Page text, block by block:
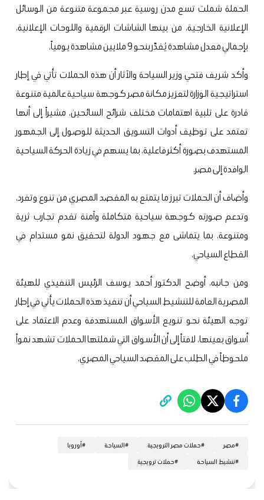
الحملة شملت تسع مدن روسية عبر مجموعة متنوعة من الوسائل
الإعلانية الخارجية، من بينها الشاشات الرقمية واللوحات الإعلانية،
بإجمالي معدل مشاهدة يُقدّر بنحو 9 ملايين مشاهدة يومياً.
وأكد شريف فتحي وزير السياحة والآثار أن هذه الحملات تأتي في إطار
استراتيجية الوزارة لتعزيز مكانة مصر كوجهة سياحية عالمية متنوعة
قادرة على تلبية اهتمامات مختلف شرائح السائحين، مشيراً إلى أنها
تعتمد على توظيف أدوات التسويق الحديثة للوصول إلى الجمهور
المستهدف بصورة أكثر فاعلية، بما يسهم في زيادة الحركة السياحية
الوافدة إلى مصر.
وأضاف أن الحملات تبرز ما يتمتع به المقصد المصري من تنوع وتفرد،
وتدعم صورته كوجهة سياحية متكاملة وآمنة تقدم تجارب ثرية
ومتنوعة، بما يتماشى مع جهود الدولة لتحقيق نمو مستدام في
القطاع السياحي.
ومن جانبه، أوضح الدكتور أحمد يوسف الرئيس التنفيذي للهيئة
المصرية العامة للتنشيط السياحي أن تنفيذ هذه الحملات يأتي في إطار
توجه الهيئة نحو تنويع الأسواق المستهدفة وعدم الاعتماد على
أسواق بعينها، لافتاً إلى أن الأسواق التي شملتها الحملات تشهد نمواً
ملحوظاً في الطلب على المقصد السياحي المصري.
#مصر #حملات مصر الترويجية #السياحة #أوروبا
#تنشيط السياحة #حملات ترويجية